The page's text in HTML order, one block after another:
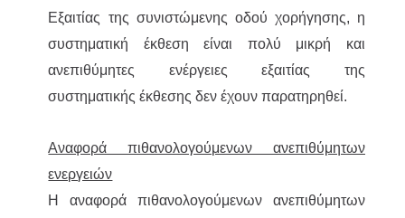
Εξαιτίας της συνιστώμενης οδού χορήγησης, η
συστηματική έκθεση είναι πολύ μικρή και
ανεπιθύμητες ενέργειες εξαιτίας της
συστηματικής έκθεσης δεν έχουν παρατηρηθεί.
Αναφορά πιθανολογούμενων ανεπιθύμητων
ενεργειών
Η αναφορά πιθανολογούμενων ανεπιθύμητων